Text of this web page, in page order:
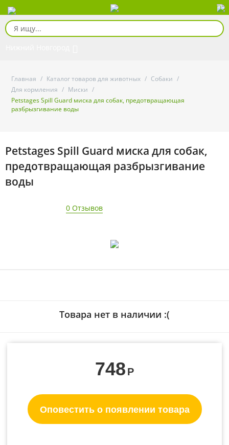
Главная / Каталог товаров для животных / Собаки /
Для кормления / Миски /
Petstages Spill Guard миска для собак, предотвращающая
разбрызгивание воды
Petstages Spill Guard миска для собак,
предотвращающая разбрызгивание
воды
0 Отзывов
Товара нет в наличии :(
748 Р
Оповестить о появлении товара